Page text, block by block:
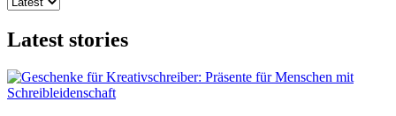
Latest stories